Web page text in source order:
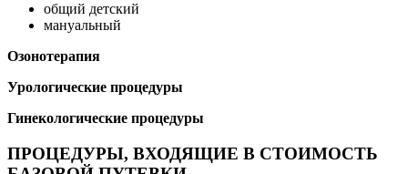
общий детский
мануальный
Озонотерапия
Урологические процедуры
Гинекологические процедуры
ПРОЦЕДУРЫ, ВХОДЯЩИЕ В СТОИМОСТЬ